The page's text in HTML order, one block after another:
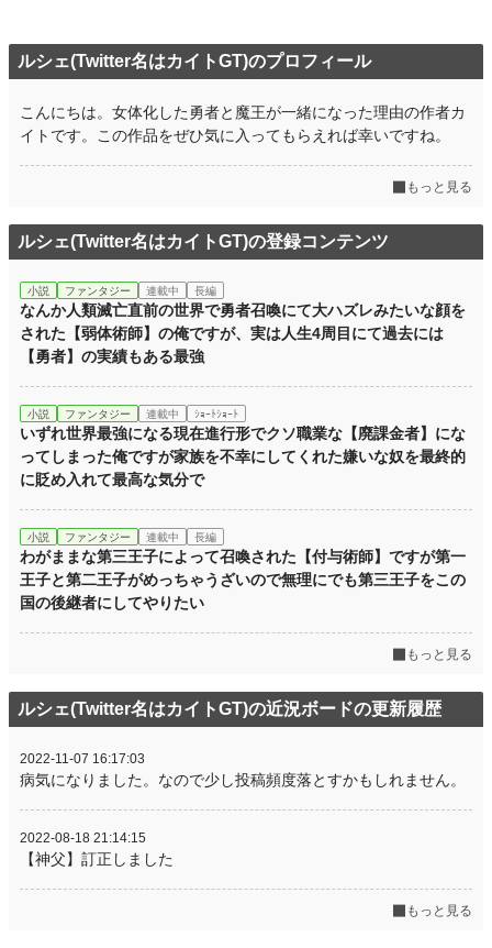
年間ポイント 798 pt (90,361 位)
累計ポイント 2,390 pt (157,717 位)
ルシェ(Twitter名はカイトGT)のプロフィール
こんにちは。女体化した勇者と魔王が一緒になった理由の作者カ
イトです。この作品をぜひ気に入ってもらえれば幸いですね。
もっと見る
ルシェ(Twitter名はカイトGT)の登録コンテンツ
小説 ファンタジー 連載中 長編
なんか人類滅亡直前の世界で勇者召喚にて大ハズレみたいな顔を
された【弱体術師】の俺ですが、実は人生4周目にて過去には
【勇者】の実績もある最強
小説 ファンタジー 連載中 ｼｮｰﾄｼｮｰﾄ
いずれ世界最強になる現在進行形でクソ職業な【廃課金者】にな
ってしまった俺ですが家族を不幸にしてくれた嫌いな奴を最終的
に貶め入れて最高な気分で
小説 ファンタジー 連載中 長編
わがままな第三王子によって召喚された【付与術師】ですが第一
王子と第二王子がめっちゃうざいので無理にでも第三王子をこの
国の後継者にしてやりたい
もっと見る
ルシェ(Twitter名はカイトGT)の近況ボードの更新履歴
2022-11-07 16:17:03
病気になりました。なので少し投稿頻度落とすかもしれません。
2022-08-18 21:14:15
【神父】訂正しました
もっと見る